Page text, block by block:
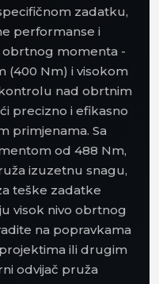
zadatku,
performanse i
obrtnog momenta -
(400 Nm) i visokom
nad obrtnim
precizno i ​​efikasno
primjenama. Sa
od 488 Nm,
izuzetnu snagu,
teške zadatke
visok nivo obrtnog
na popravkama
ili drugim
odvijač pruža